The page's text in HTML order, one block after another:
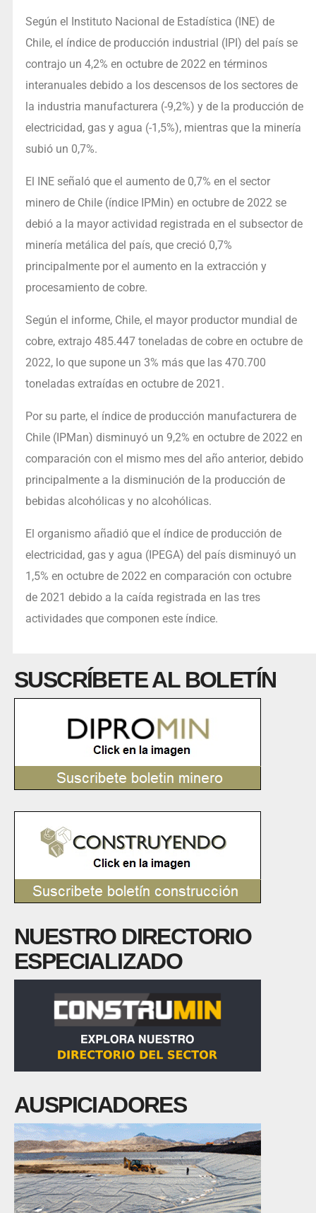
Según el Instituto Nacional de Estadística (INE) de
Chile, el índice de producción industrial (IPI) del país se
contrajo un 4,2% en octubre de 2022 en términos
interanuales debido a los descensos de los sectores de
la industria manufacturera (-9,2%) y de la producción de
electricidad, gas y agua (-1,5%), mientras que la minería
subió un 0,7%.
El INE señaló que el aumento de 0,7% en el sector
minero de Chile (índice IPMin) en octubre de 2022 se
debió a la mayor actividad registrada en el subsector de
minería metálica del país, que creció 0,7%
principalmente por el aumento en la extracción y
procesamiento de cobre.
Según el informe, Chile, el mayor productor mundial de
cobre, extrajo 485.447 toneladas de cobre en octubre de
2022, lo que supone un 3% más que las 470.700
toneladas extraídas en octubre de 2021.
Por su parte, el índice de producción manufacturera de
Chile (IPMan) disminuyó un 9,2% en octubre de 2022 en
comparación con el mismo mes del año anterior, debido
principalmente a la disminución de la producción de
bebidas alcohólicas y no alcohólicas.
El organismo añadió que el índice de producción de
electricidad, gas y agua (IPEGA) del país disminuyó un
1,5% en octubre de 2022 en comparación con octubre
de 2021 debido a la caída registrada en las tres
actividades que componen este índice.
SUSCRÍBETE AL BOLETÍN
NUESTRO DIRECTORIO
ESPECIALIZADO
AUSPICIADORES